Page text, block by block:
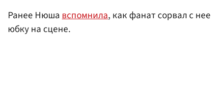
Ранее Нюшавспомнила, как фанат сорвал с нее
юбку на сцене.